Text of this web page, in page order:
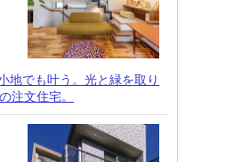
地でも叶う。光と緑を取り
注文住宅。